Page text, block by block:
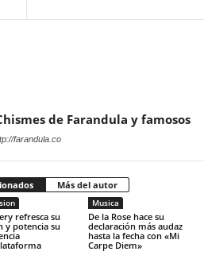
de Farandula y famosos
farandula.co
Más del autor
refresca su
y potencia su
Musica
De la Rose hace su
declaración más audaz
hasta la fecha con «Mi
Carpe Diem»